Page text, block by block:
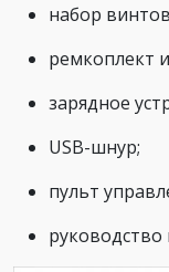
набор
ремкоплект
зарядное
USB-шнур;
пульт
руководство